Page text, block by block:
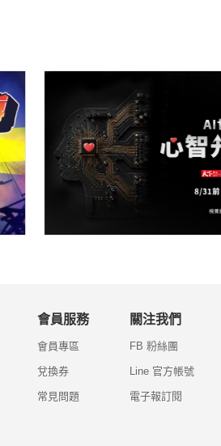
會員服務
會員專區
兌換券
常見問題
關注我們
FB 粉絲團
Line 官方帳號
電子報訂閱